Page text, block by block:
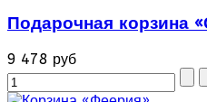
Подарочная корзина
9 478 руб